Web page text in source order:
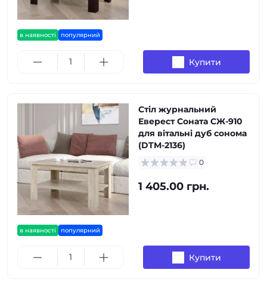
в наявності популярний
Купити
в наявності популярний
Стіл журнальний
Еверест Соната СЖ-910
для вітальні дуб сонома
(DTM-2136)
0
1 405.00 грн.
Купити